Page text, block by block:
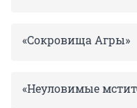
«Сокровища Агры»
«Неуловимые